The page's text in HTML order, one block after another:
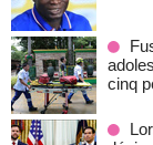
cinq